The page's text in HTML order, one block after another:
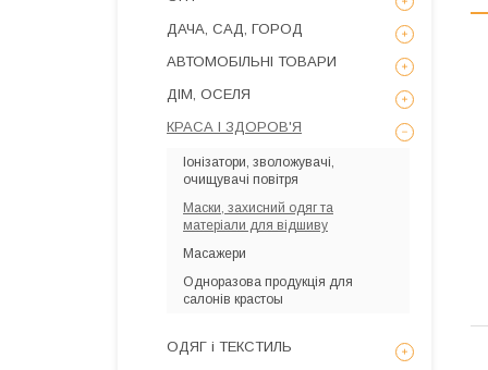
ДАЧА, САД, ГОРОД
АВТОМОБІЛЬНІ ТОВАРИ
ДІМ, ОСЕЛЯ
КРАСА І ЗДОРОВ'Я
Іонізатори, зволожувачі,
очищувачі повітря
Маски, захисний одяг та
матеріали для відшиву
Масажери
Одноразова продукція для
салонів крастоы
ОДЯГ і ТЕКСТИЛЬ